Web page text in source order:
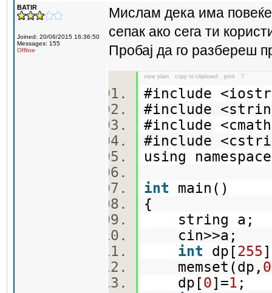
BATIR
Joined: 20/06/2015 16:36:50
Messages: 155
Offline
Мислам дека има повеќе
сепак ако сега ти
Пробај да го разбереш
view plain copy to clipboard print ?
#include
#include
#include
#include
using
int main()
{
string a;
cin>>a;
int dp[255
memset(dp, 0
dp[0]=1 ;